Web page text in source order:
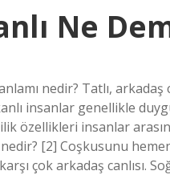
Ne
nedir? Tatlı, arkadaş
insanlar genellikle
özellikleri insanlar
nedir? [2] Coşkusunu
çok arkadaş canlısı.